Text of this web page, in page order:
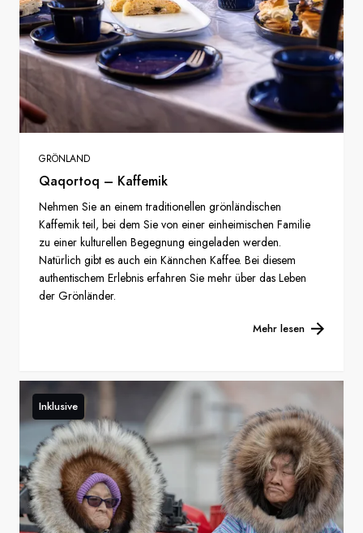
GRÖNLAND
Qaqortoq – Kaffemik
Nehmen Sie an einem traditionellen grönländischen
Kaffemik teil, bei dem Sie von einer einheimischen Familie
zu einer kulturellen Begegnung eingeladen werden.
Natürlich gibt es auch ein Kännchen Kaffee. Bei diesem
authentischem Erlebnis erfahren Sie mehr über das Leben
der Grönländer.
Mehr lesen
Inklusive